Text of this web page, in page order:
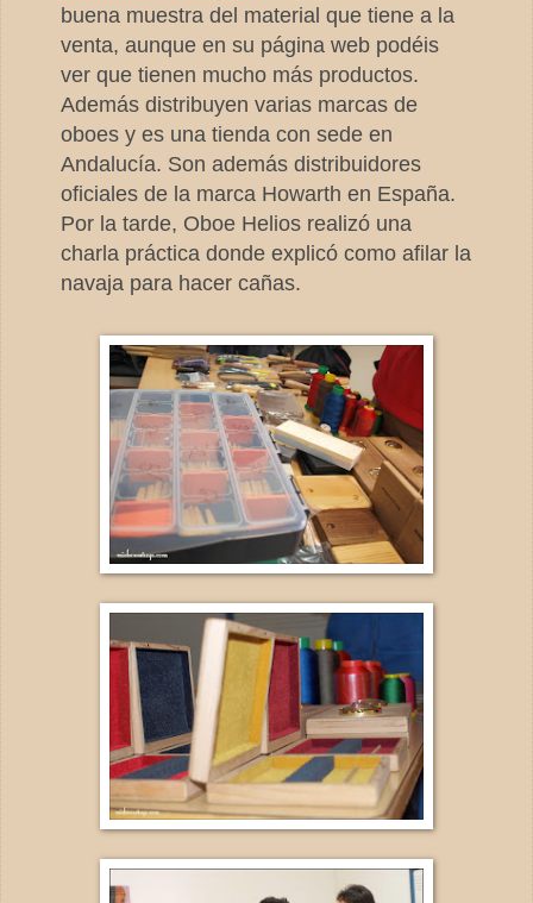
buena muestra del material que tiene a la
venta, aunque en su página web podéis
ver que tienen mucho más productos.
Además distribuyen varias marcas de
oboes y es una tienda con sede en
Andalucía. Son además distribuidores
oficiales de la marca Howarth en España.
Por la tarde, Oboe Helios realizó una
charla práctica donde explicó como afilar la
navaja para hacer cañas.